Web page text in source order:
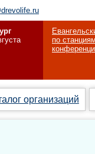
по
организаций